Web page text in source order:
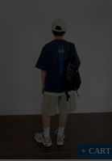
+ CART